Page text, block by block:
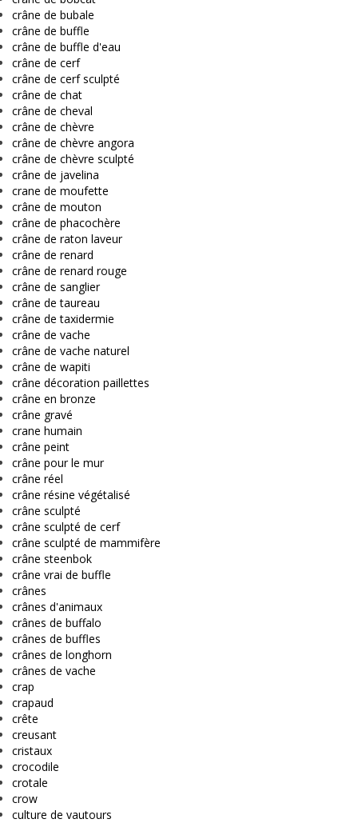
crâne de bubale
crâne de buffle
crâne de buffle d'eau
crâne de cerf
crâne de cerf sculpté
crâne de chat
crâne de cheval
crâne de chèvre
crâne de chèvre angora
crâne de chèvre sculpté
crâne de javelina
crane de moufette
crâne de mouton
crâne de phacochère
crâne de raton laveur
crâne de renard
crâne de renard rouge
crâne de sanglier
crâne de taureau
crâne de taxidermie
crâne de vache
crâne de vache naturel
crâne de wapiti
crâne décoration paillettes
crâne en bronze
crâne gravé
crane humain
crâne peint
crâne pour le mur
crâne réel
crâne résine végétalisé
crâne sculpté
crâne sculpté de cerf
crâne sculpté de mammifère
crâne steenbok
crâne vrai de buffle
crânes
crânes d'animaux
crânes de buffalo
crânes de buffles
crânes de longhorn
crânes de vache
crap
crapaud
crête
creusant
cristaux
crocodile
crotale
crow
culture de vautours